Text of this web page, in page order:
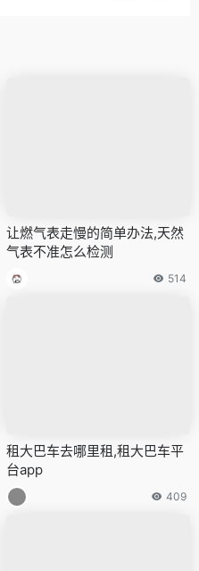
让燃气表走慢的简单办法,天然
气表不准怎么检测
514
租大巴车去哪里租,租大巴车平
台app
409